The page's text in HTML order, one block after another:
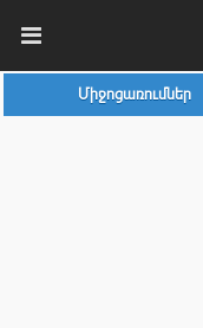
Միջոցառումներ